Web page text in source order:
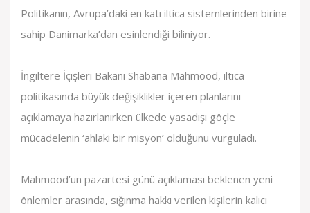
Politikanın, Avrupa’daki en katı iltica sistemlerinden birine
sahip Danimarka’dan esinlendiği biliniyor.
İngiltere İçişleri Bakanı Shabana Mahmood, iltica
politikasında büyük değişiklikler içeren planlarını
açıklamaya hazırlanırken ülkede yasadışı göçle
mücadelenin ‘ahlaki bir misyon’ olduğunu vurguladı.
Mahmood’un pazartesi günü açıklaması beklenen yeni
önlemler arasında, sığınma hakkı verilen kişilerin kalıcı